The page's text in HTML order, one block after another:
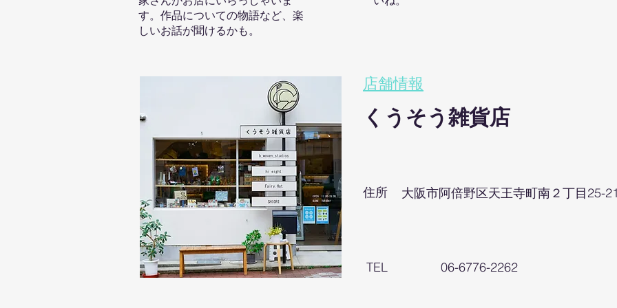
す。作品についての物語など、楽
しいお話が聞けるかも。
店舗情報
くうそう雑貨店
住所 大阪市阿倍野区天王寺町南２丁目25-
TEL 06-6776-2262